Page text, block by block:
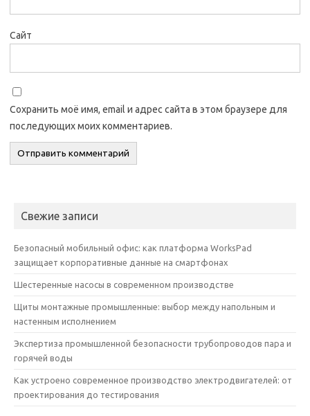
Сайт
Сохранить моё имя, email и адрес сайта в этом браузере для
последующих моих комментариев.
Свежие записи
Безопасный мобильный офис: как платформа WorksPad
защищает корпоративные данные на смартфонах
Шестеренные насосы в современном производстве
Щиты монтажные промышленные: выбор между напольным и
настенным исполнением
Экспертиза промышленной безопасности трубопроводов пара и
горячей воды
Как устроено современное производство электродвигателей: от
проектирования до тестирования